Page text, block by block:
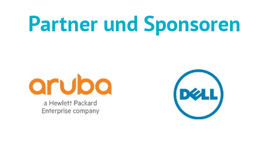
Partner und Sponsoren​